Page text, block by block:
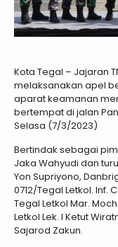
Kota Tegal – Jajaran
melaksanakan apel
aparat keamanan
bertempat di jalan
Selasa (7/3/2023)
Bertindak sebagai
Jaka Wahyudi dan
Yon Supriyono,
0712/Tegal Letkol. Inf.
Tegal Letkol Mar.
Letkol Lek. I Ketut
Sajarod Zakun.